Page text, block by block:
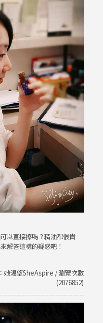
以直接擦嗎？精油都很貴
解答這樣的疑惑吧！
她渴望SheAspire / 瀏覽次數
(2076852)